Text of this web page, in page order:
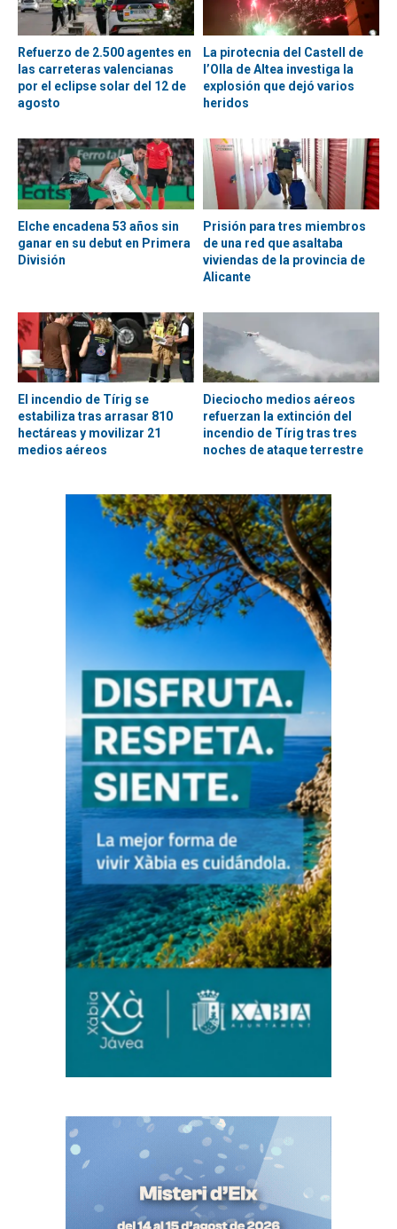
Refuerzo de 2.500 agentes en
las carreteras valencianas
por el eclipse solar del 12 de
agosto
La pirotecnia del Castell de
l’Olla de Altea investiga la
explosión que dejó varios
heridos
Elche encadena 53 años sin
ganar en su debut en Primera
División
Prisión para tres miembros
de una red que asaltaba
viviendas de la provincia de
Alicante
El incendio de Tírig se
estabiliza tras arrasar 810
hectáreas y movilizar 21
medios aéreos
Dieciocho medios aéreos
refuerzan la extinción del
incendio de Tírig tras tres
noches de ataque terrestre